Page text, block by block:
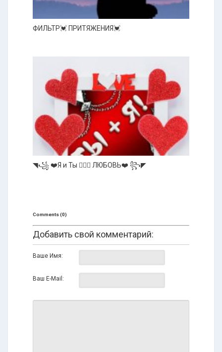
ФИЛЬТР💓 ПРИТЯЖЕНИЯ💓
◥꧁ ❤️Я и Ты 👩‍❤️‍👨 ЛЮБОВЬ❤️ ꧂◤
Comments (0)
Добавить свой комментарий:
Ваше Имя:
Ваш E-Mail: